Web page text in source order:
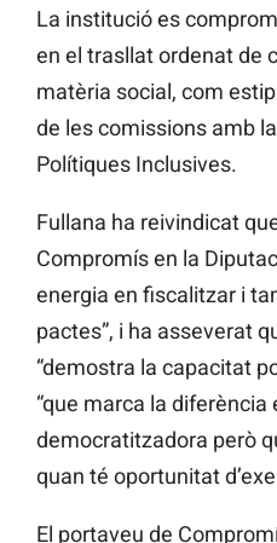
La institució es
en el trasllat ordenat de
matèria social, com
de les comissions amb
Polítiques Inclusives.
Fullana ha reivindicat
Compromís en la
energia en fiscalitzar i
pactes”, i ha asseverat
“demostra la capacitat
“que marca la
democratitzadora però
quan té oportunitat
El portaveu de